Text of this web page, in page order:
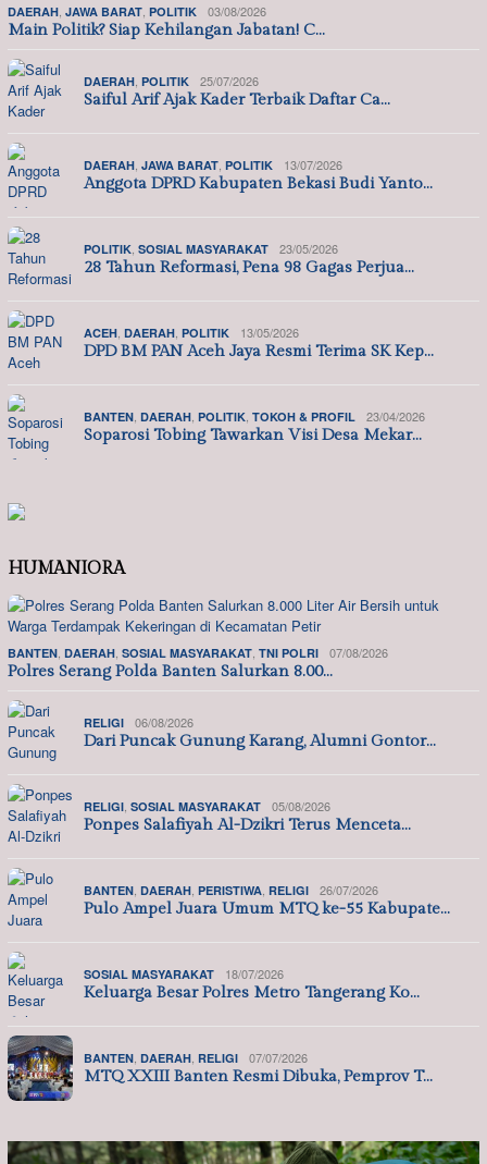
DAERAH JAWA BARAT POLITIK 03/08/2026
Main Politik? Siap Kehilangan Jabatan! C…
DAERAH POLITIK 25/07/2026
Saiful Arif Ajak Kader Terbaik Daftar Ca…
DAERAH JAWA BARAT POLITIK 13/07/2026
Anggota DPRD Kabupaten Bekasi Budi Yanto…
POLITIK SOSIAL MASYARAKAT 23/05/2026
28 Tahun Reformasi, Pena 98 Gagas Perjua…
ACEH DAERAH POLITIK 13/05/2026
DPD BM PAN Aceh Jaya Resmi Terima SK Kep…
BANTEN DAERAH POLITIK TOKOH & PROFIL 23/04/2026
Soparosi Tobing Tawarkan Visi Desa Mekar…
HUMANIORA
BANTEN, DAERAH, SOSIAL MASYARAKAT, TNI POLRI 07/08/2026
Polres Serang Polda Banten Salurkan 8.00…
RELIGI 06/08/2026
Dari Puncak Gunung Karang, Alumni Gontor…
RELIGI, SOSIAL MASYARAKAT 05/08/2026
Ponpes Salafiyah Al-Dzikri Terus Menceta…
BANTEN, DAERAH, PERISTIWA, RELIGI 26/07/2026
Pulo Ampel Juara Umum MTQ ke-55 Kabupate…
SOSIAL MASYARAKAT 18/07/2026
Keluarga Besar Polres Metro Tangerang Ko…
BANTEN, DAERAH, RELIGI 07/07/2026
MTQ XXIII Banten Resmi Dibuka, Pemprov T…